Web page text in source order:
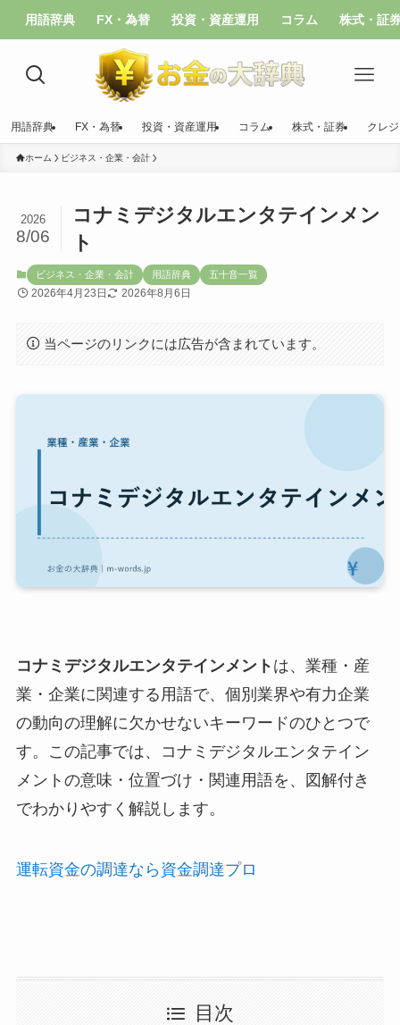
用語辞典 FX・為替 投資・資産運用 コラム 株式・証
用語辞典 FX・為替 投資・資産運用 コラム 株式・証券 クレ
ホーム ビジネス・企業・会計
コナミデジタルエンタテインメン
ト
2026
8/06
ビジネス・企業・会計 用語辞典 五十音一覧
2026年4月23日 2026年8月6日
当ページのリンクには広告が含まれています。
コナミデジタルエンタテインメント は、業種・産
業・企業に関連する用語で、個別業界や有力企業
の動向の理解に欠かせないキーワードのひとつで
す。この記事では、コナミデジタルエンタテイン
メントの意味・位置づけ・関連用語を、図解付き
でわかりやすく解説します。
運転資金の調達なら資金調達プロ
目次